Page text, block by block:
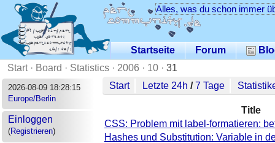
Alles, was du schon immer
Startseite Forum
Start· Board · Statistics · 2006 · 10 · 31
2026-08-09 18:28:15
Europe/Berlin
Einloggen
(Registrieren)
Start Letzte 24h /7 Tage
Title
CSS: Problem mit label-formatieren:
Hashes und Substitution: Variable in